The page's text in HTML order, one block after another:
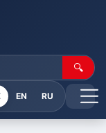
🔍
EN RU